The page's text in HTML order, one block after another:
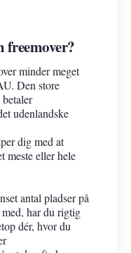
freemover?
minder meget
Den store
udenlandske
dig med at
eller hele
antal pladser på
har du rigtig
dér, hvor du